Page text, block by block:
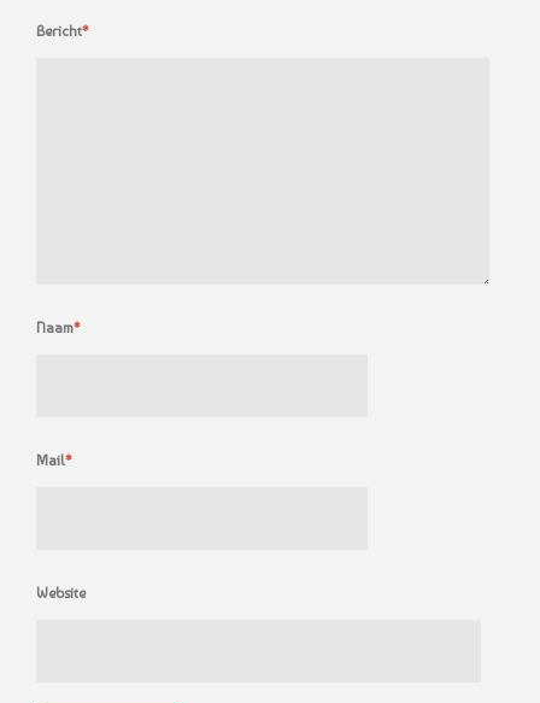
Bericht*
Naam*
Mail*
Website